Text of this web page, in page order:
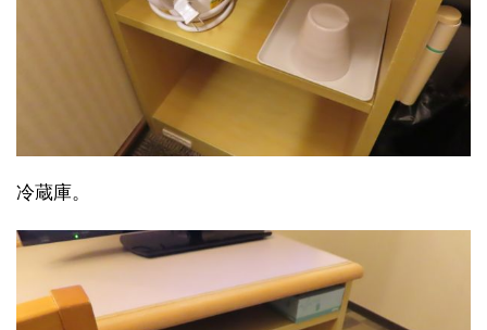
冷蔵庫。